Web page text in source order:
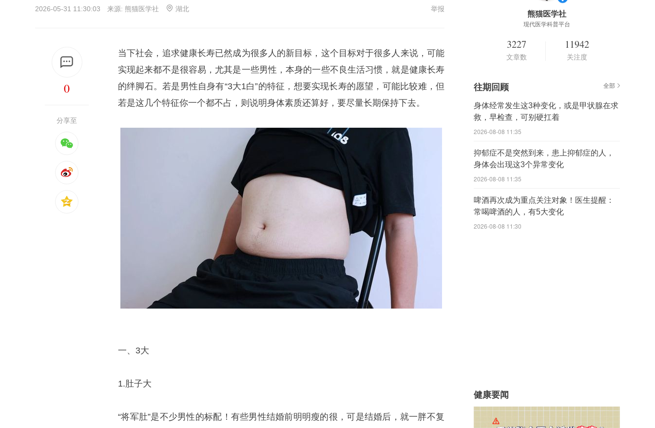
2026-05-31 11:30:03 来源: 熊猫医学社 湖北 举报
0
分享至
当下社会，追求健康长寿已然成为很多人的新目标，这个目标对于很多人来说，可能
实现起来都不是很容易，尤其是一些男性，本身的一些不良生活习惯，就是健康长寿
的绊脚石。若是男性自身有“3大1白”的特征，想要实现长寿的愿望，可能比较难，但
若是这几个特征你一个都不占，则说明身体素质还算好，要尽量长期保持下去。
一、3大
1.肚子大
“将军肚”是不少男性的标配！有些男性结婚前明明瘦的很，可是结婚后，就一胖不复
熊猫医学社
现代医学科普平台
3227
文章数
11942
关注度
往期回顾 全部
身体经常发生这3种变化，或是甲状腺在求
救，早检查，可别硬扛着
2026-08-08 11:35
抑郁症不是突然到来，患上抑郁症的人，
身体会出现这3个异常变化
2026-08-08 11:35
啤酒再次成为重点关注对象！医生提醒：
常喝啤酒的人，有5大变化
2026-08-08 11:30
健康要闻